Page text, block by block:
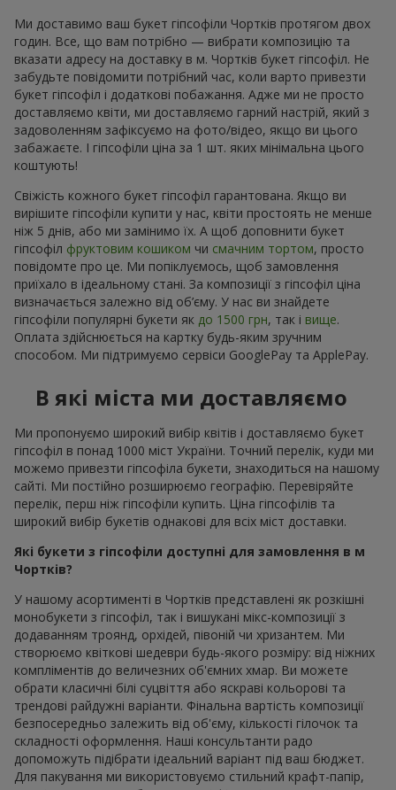
Ми доставимо ваш букет гіпсофіли Чортків протягом двох
годин. Все, що вам потрібно — вибрати композицію та
вказати адресу на доставку в м. Чортків букет гіпсофіл. Не
забудьте повідомити потрібний час, коли варто привезти
букет гіпсофіл і додаткові побажання. Адже ми не просто
доставляємо квіти, ми доставляємо гарний настрій, який з
задоволенням зафіксуємо на фото/відео, якщо ви цього
забажаєте. І гіпсофіли ціна за 1 шт. яких мінімальна цього
коштують!
Свіжість кожного букет гіпсофіл гарантована. Якщо ви
вирішите гіпсофіли купити у нас, квіти простоять не менше
ніж 5 днів, або ми замінимо їх. А щоб доповнити букет
гіпсофіл фруктовим кошиком чи смачним тортом, просто
повідомте про це. Ми попіклуємось, щоб замовлення
приїхало в ідеальному стані. За композиції з гіпсофіл ціна
визначається залежно від об’єму. У нас ви знайдете
гіпсофіли популярні букети як до 1500 грн, так і вище.
Оплата здійснюється на картку будь-яким зручним
способом. Ми підтримуємо сервіси GooglePay та ApplePay.
В які міста ми доставляємо
Ми пропонуємо широкий вибір квітів і доставляємо букет
гіпсофіл в понад 1000 міст України. Точний перелік, куди ми
можемо привезти гіпсофіла букети, знаходиться на нашому
сайті. Ми постійно розширюємо географію. Перевіряйте
перелік, перш ніж гіпсофіли купить. Ціна гіпсофілів та
широкий вибір букетів однакові для всіх міст доставки.
Які букети з гіпсофіли доступні для замовлення в м
Чортків?
У нашому асортименті в Чортків представлені як розкішні
монобукети з гіпсофіл, так і вишукані мікс-композиції з
додаванням троянд, орхідей, півоній чи хризантем. Ми
створюємо квіткові шедеври будь-якого розміру: від ніжних
компліментів до величезних об'ємних хмар. Ви можете
обрати класичні білі суцвіття або яскраві кольорові та
трендові райдужні варіанти. Фінальна вартість композиції
безпосередньо залежить від об'єму, кількості гілочок та
складності оформлення. Наші консультанти радо
допоможуть підібрати ідеальний варіант під ваш бюджет.
Для пакування ми використовуємо стильний крафт-папір,